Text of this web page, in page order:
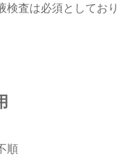
査は必須としてお
順